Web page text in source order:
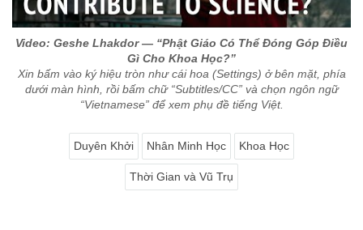
Video: Geshe Lhakdor — “Phật Giáo Có Thể Đóng Góp Điều
Gì Cho Khoa Học?”
Xin bấm vào ký hiệu tròn như cái hoa (Settings) ở bên mặt, phía
dưới màn hình, rồi bấm chữ “Subtitles/CC” và chọn ngôn ngữ
“Vietnamese” để xem phụ đề tiếng Việt.
Duyên Khởi Nhân Minh Học Khoa Học
Thời Gian và Vũ Trụ